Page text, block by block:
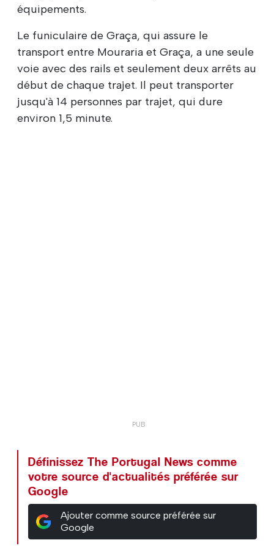
équipements.
Le funiculaire de Graça, qui assure le
transport entre Mouraria et Graça, a une seule
voie avec des rails et seulement deux arrêts au
début de chaque trajet. Il peut transporter
jusqu'à 14 personnes par trajet, qui dure
environ 1,5 minute.
Définissez The Portugal News comme
votre source d'actualités préférée sur
Google
Ajouter comme source préférée sur
Google